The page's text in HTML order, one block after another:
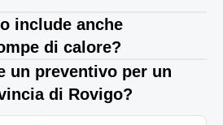
include anche
di calore?
un preventivo per un
di Rovigo?